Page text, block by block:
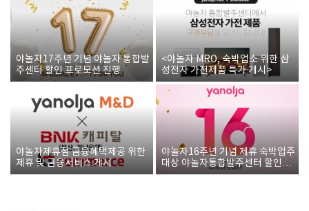
야놀자17주년 기념 야놀자 통합발
주센터 할인 프로모션 진행
<야놀자 MRO, 숙박업소 위한 삼
성전자 가전제품 특가 개시>
야놀자제휴점 금융혜택제공 위한
제휴 및 금융서비스 게시
야놀자16주년 기념 제휴 숙박업주
대상 야놀자통합발주센터 할인쿠
폰 증정